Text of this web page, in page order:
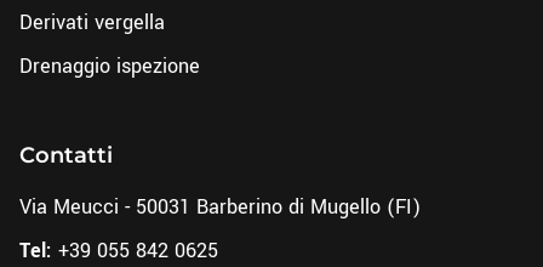
Derivati vergella
Drenaggio ispezione
Contatti
Via Meucci - 50031 Barberino di Mugello (FI)
Tel: +39 055 842 0625